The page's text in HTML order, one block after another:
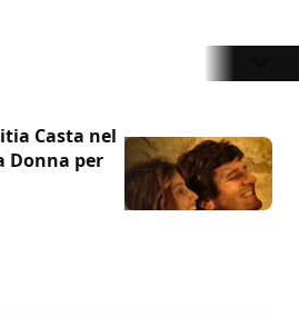
Casta nel
Donna per